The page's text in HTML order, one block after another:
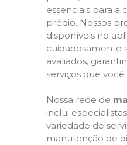
essenciais para a
prédio. Nossos
disponíveis no
cuidadosamente
avaliados,
serviços que
Nossa rede de
inclui
variedade de
manutenção de